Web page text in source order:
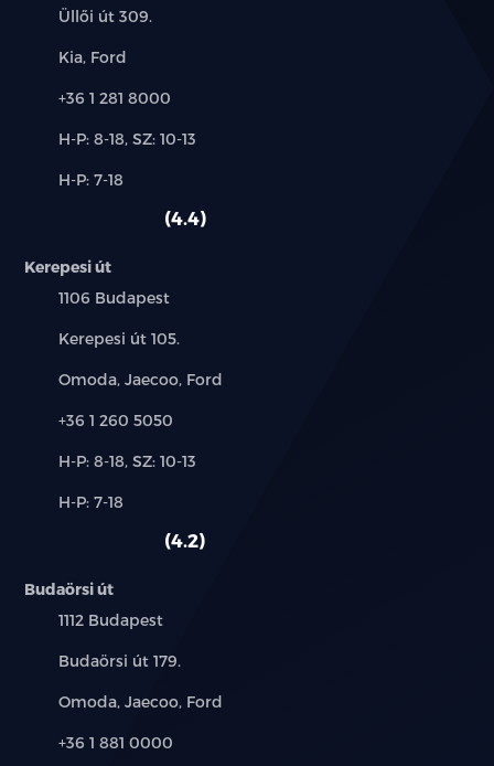
Cím:
Üllői út 309.
Márkák:
Kia, Ford
Telefon:
+36 1 281 8000
Új-
használt
H-P: 8-18, SZ: 10-13
Alkatrész,
H-P: 7-18
4.4
Kerepesi út
Település:
1106 Budapest
Cím:
Kerepesi út 105.
Márkák:
Omoda, Jaecoo, Ford
Telefon:
+36 1 260 5050
Új-
használt
H-P: 8-18, SZ: 10-13
Alkatrész,
H-P: 7-18
4.2
Budaörsi út
Település:
1112 Budapest
Cím:
Budaörsi út 179.
Márkák:
Omoda, Jaecoo, Ford
Telefon:
+36 1 881 0000